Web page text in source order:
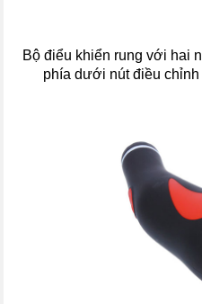
Bộ điểu khiển rung với hai
phía dưới nút điều